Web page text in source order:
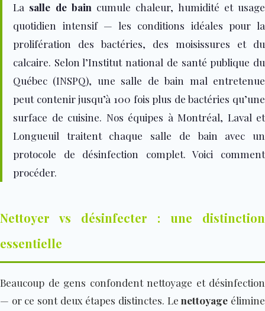
La salle de bain cumule chaleur, humidité et usage
quotidien intensif — les conditions idéales pour la
prolifération des bactéries, des moisissures et du
calcaire. Selon l’Institut national de santé publique du
Québec (INSPQ), une salle de bain mal entretenue
peut contenir jusqu’à 100 fois plus de bactéries qu’une
surface de cuisine. Nos équipes à Montréal, Laval et
Longueuil traitent chaque salle de bain avec un
protocole de désinfection complet. Voici comment
procéder.
Nettoyer vs désinfecter : une distinction
essentielle
Beaucoup de gens confondent nettoyage et désinfection
— or ce sont deux étapes distinctes. Lenettoyage élimine